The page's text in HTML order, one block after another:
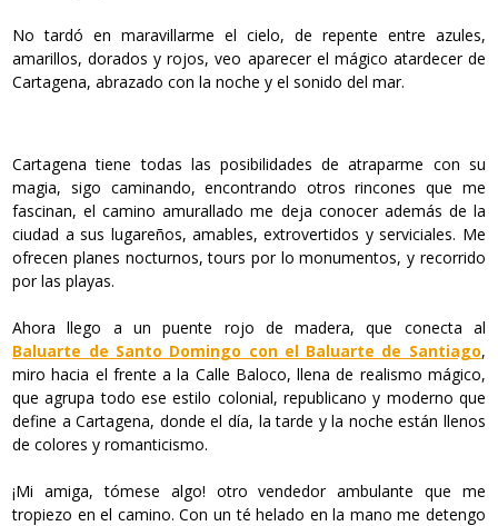
No tardó en maravillarme el cielo, de repente entre azules,
amarillos, dorados y rojos, veo aparecer el mágico atardecer de
Cartagena, abrazado con la noche y el sonido del mar.
Cartagena tiene todas las posibilidades de atraparme con su
magia, sigo caminando, encontrando otros rincones que me
fascinan, el camino amurallado me deja conocer además de la
ciudad a sus lugareños, amables, extrovertidos y serviciales. Me
ofrecen planes nocturnos, tours por lo monumentos, y recorrido
por las playas.
Ahora llego a un puente rojo de madera, que conecta al
Baluarte de Santo Domingo con el Baluarte de Santiago,
miro hacia el frente a la Calle Baloco, llena de realismo mágico,
que agrupa todo ese estilo colonial, republicano y moderno que
define a Cartagena, donde el día, la tarde y la noche están llenos
de colores y romanticismo.
¡Mi amiga, tómese algo! otro vendedor ambulante que me
tropiezo en el camino. Con un té helado en la mano me detengo